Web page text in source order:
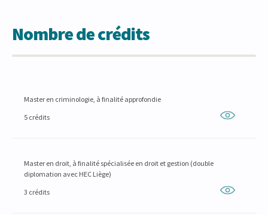
Nombre de crédits
Master en criminologie, à finalité approfondie
5 crédits
Master en droit, à finalité spécialisée en droit et gestion (double
diplomation avec HEC Liège)
3 crédits